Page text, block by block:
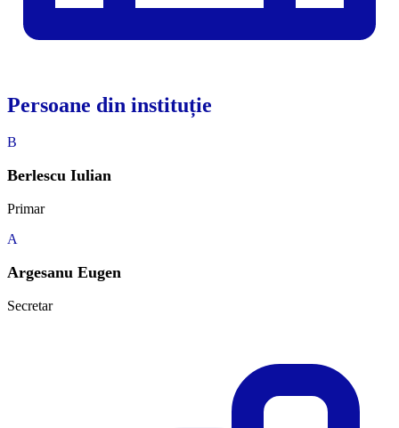
Persoane din instituție
B
Berlescu Iulian
Primar
A
Argesanu Eugen
Secretar